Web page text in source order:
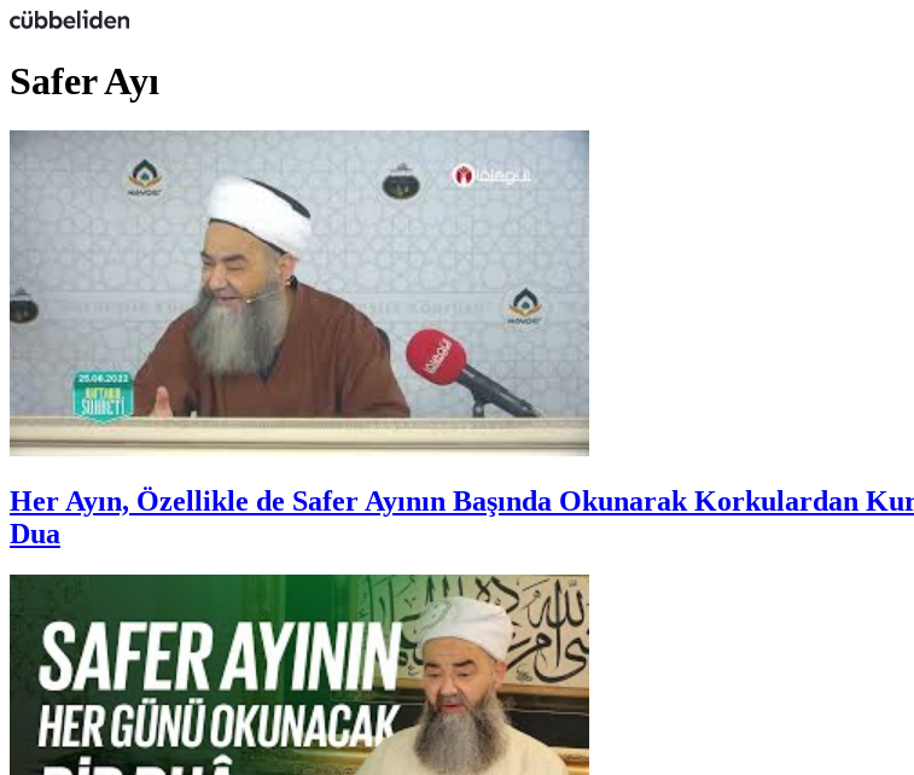
Safer Ayı
Her Ayın, Özellikle de Safer Ayının Başında Okunarak Korkulardan
Dua